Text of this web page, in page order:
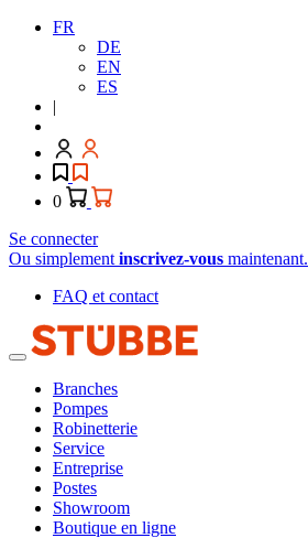
FR
DE
EN
ES
|
0
Se connecter
Ou simplement inscrivez-vous maintenant.
FAQ et contact
Branches
Pompes
Robinetterie
Service
Entreprise
Postes
Showroom
Boutique en ligne